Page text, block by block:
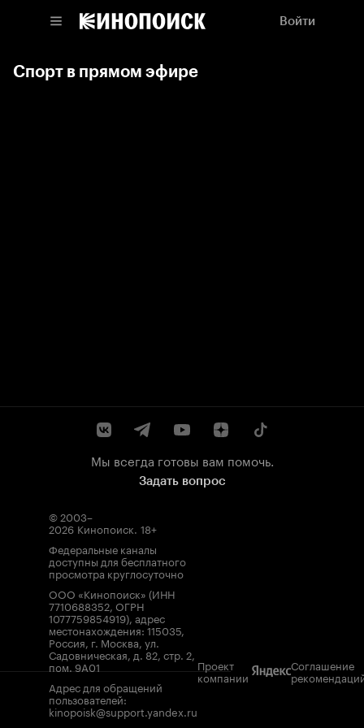
Войти
Спорт в прямом эфире
Мы всегда готовы вам помочь.
Задать вопрос
© 2003–
2026 Кинопоиск. 18+
Федеральные каналы
доступны для бесплатного
просмотра круглосуточно
ООО «Кинопоиск» (ИНН
7710688352, ОГРН
1077759854919), адрес
местонахождения: 115035,
Россия, г. Москва, ул.
Садовническая, д. 82, стр. 2,
пом. 9А01
Адрес для обращений
пользователей:
kinopoisk@support.yandex.ru
Проект
компании
Соглашение